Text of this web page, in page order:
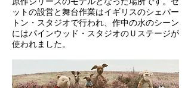
ットの設営と舞台作業はイギリスのシェパー
トン・スタジオで行われ、作中の水のシーン
にはパインウッド・スタジオのＵステージが
使われました。